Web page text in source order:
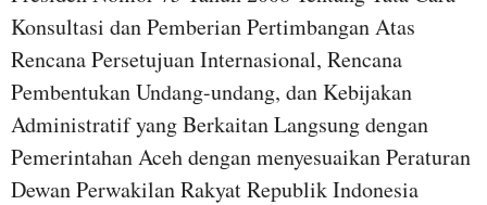
Konsultasi dan Pemberian Pertimbangan Atas
Rencana Persetujuan Internasional, Rencana
Pembentukan Undang-undang, dan Kebijakan
Administratif yang Berkaitan Langsung dengan
Pemerintahan Aceh dengan menyesuaikan Peraturan
Dewan Perwakilan Rakyat Republik Indonesia